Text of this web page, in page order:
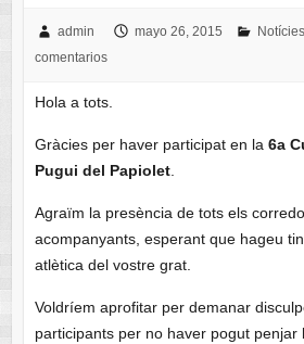
admin mayo 26, 2015 Notícies
comentarios
Hola a tots.
Gràcies per haver participat en la 6a
Pugui del Papiolet.
Agraïm la presència de tots els
acompanyants, esperant que hageu
atlètica del vostre grat.
Voldríem aprofitar per demanar
participants per no haver pogut penjar